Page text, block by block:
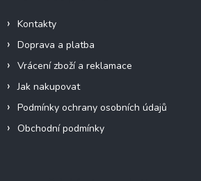
Kontakty
Doprava a platba
Vrácení zboží a reklamace
Jak nakupovat
Podmínky ochrany osobních údajů
Obchodní podmínky